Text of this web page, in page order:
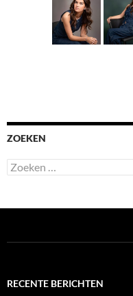
ZOEKEN
Zoeken
naar:
RECENTE BERICHTEN